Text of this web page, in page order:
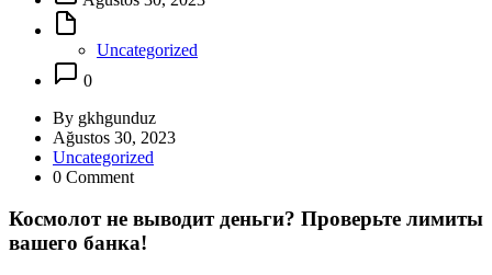
Uncategorized
0
By gkhgunduz
Ağustos 30, 2023
Uncategorized
0 Comment
Космолот не выводит деньги? Проверьте лимиты
вашего банка!